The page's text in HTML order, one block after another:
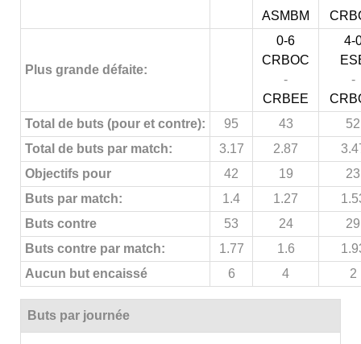
ASMBM
Plus grande défaite:
0-6
CRBOC
-
CRBEE
4-
-
Total de buts (pour et contre):
95 43
52
Total de buts par match:
3.17 2.87
Objectifs pour
42 19
23
Buts par match:
1.4 1.27
Buts contre
53 24
29
Buts contre par match:
1.77 1.6
Aucun but encaissé
6 4 2
Buts par journée